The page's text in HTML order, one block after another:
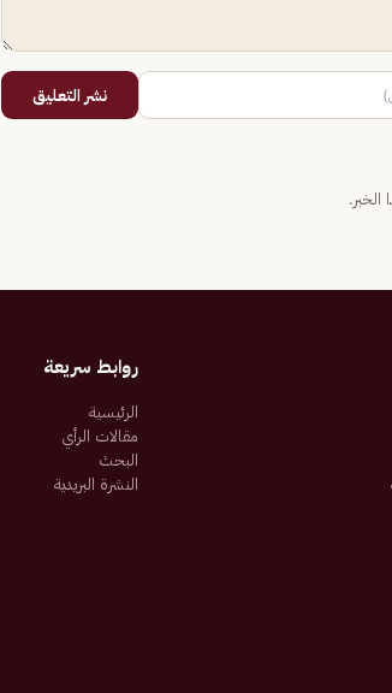
نشر التعليق
روابط سريعة
الرئيسية
مقالات الرأي
البحث
النشرة البريدية